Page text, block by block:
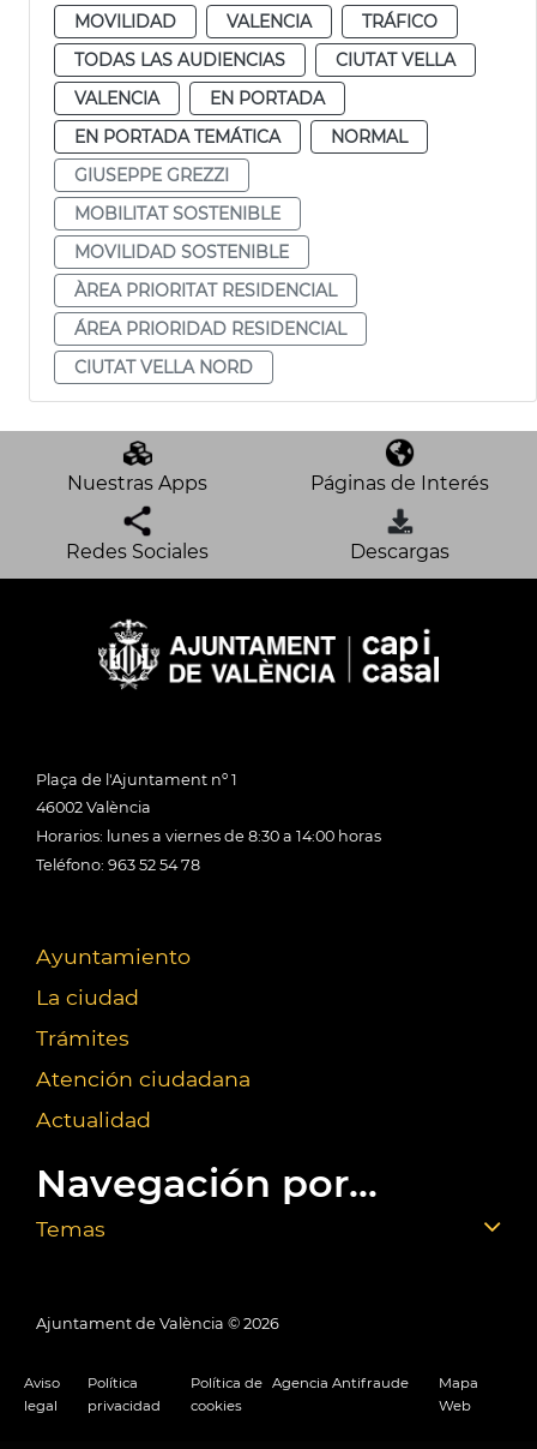
MOVILIDAD VALENCIA
TRÁFICO
TODAS LAS AUDIENCIAS
CIUTAT VELLA
VALENCIA
EN PORTADA
EN PORTADA TEMÁTICA
NORMAL
GIUSEPPE GREZZI
MOBILITAT SOSTENIBLE
MOVILIDAD SOSTENIBLE
ÀREA PRIORITAT RESIDENCIAL
ÁREA PRIORIDAD RESIDENCIAL
CIUTAT VELLA NORD
Nuestras Apps Páginas de Interés
Redes Sociales Descargas
Plaça de l'Ajuntament nº 1
46002 València
Horarios: lunes a viernes de 8:30 a 14:00 horas
Teléfono: 963 52 54 78
Ayuntamiento
La ciudad
Trámites
Atención ciudadana
Actualidad
Navegación por...
Temas
Ajuntament de València © 2026
Aviso
legal
Política
privacidad
Política de
cookies
Agencia Antifraude
Mapa
Web